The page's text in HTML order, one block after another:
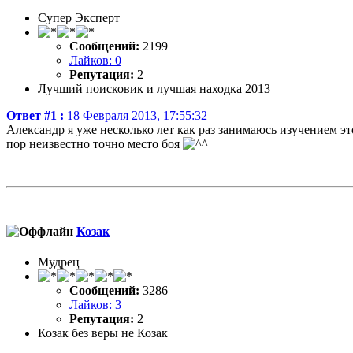
Супер Эксперт
Сообщений: 2199
Лайков: 0
Репутация: 2
Лучший поисковик и лучшая находка 2013
Ответ #1 : 18 Февраля 2013, 17:55:32
Александр я уже несколько лет как раз занимаюсь изучением
пор неизвестно точно место боя
Козак
Мудрец
Сообщений: 3286
Лайков: 3
Репутация: 2
Козак без веры не Козак